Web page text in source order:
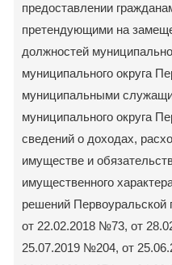
предоставлении
претендующими на
должностей
муниципального округа
муниципальными
муниципального округа
сведений о доходах,
имуществе и
имущественного
решений Первоуральской
от 22.02.2018 №73, от
25.07.2019 №204, от